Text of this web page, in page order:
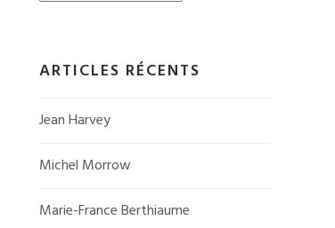
ARTICLES RÉCENTS
Jean Harvey
Michel Morrow
Marie-France Berthiaume